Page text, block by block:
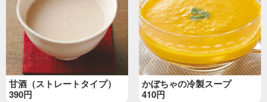
甘酒（ストレートタイプ）
390円
かぼちゃの冷製スープ
410円